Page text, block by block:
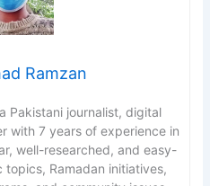
Ramzan
Pakistani journalist, digital
with 7 years of experience in
well-researched, and easy-
Ramadan initiatives,